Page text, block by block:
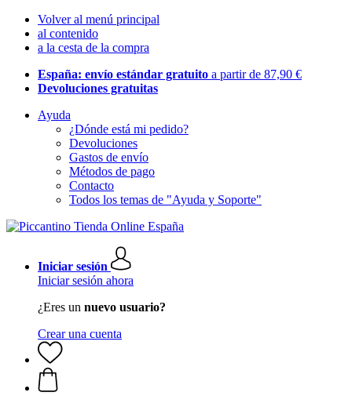
Volver al menú principal
al contenido
a la cesta de la compra
España: envío estándar gratuito a partir de 87,90 €
Devoluciones gratuitas
Ayuda
¿Dónde está mi pedido?
Devoluciones
Gastos de envío
Métodos de pago
Contacto
Todos los temas de "Ayuda y Soporte"
Iniciar sesión
Iniciar sesión ahora
¿Eres un nuevo usuario?
Crear una cuenta